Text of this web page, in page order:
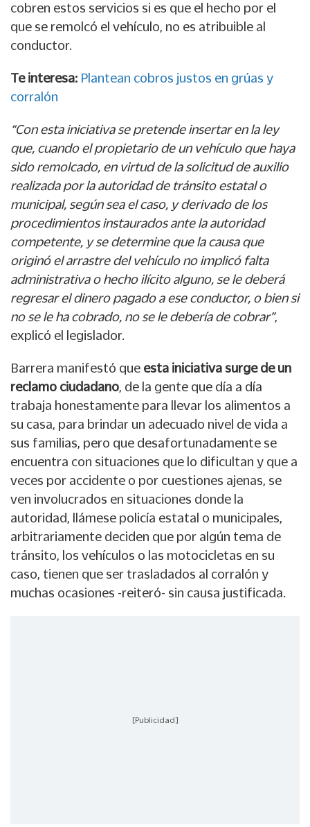
cobren estos servicios si es que el hecho por el
que se remolcó el vehículo, no es atribuible al
conductor.
Te interesa: Plantean cobros justos en grúas y
corralón
“Con esta iniciativa se pretende insertar en la ley
que, cuando el propietario de un vehículo que haya
sido remolcado, en virtud de la solicitud de auxilio
realizada por la autoridad de tránsito estatal o
municipal, según sea el caso, y derivado de los
procedimientos instaurados ante la autoridad
competente, y se determine que la causa que
originó el arrastre del vehículo no implicó falta
administrativa o hecho ilícito alguno, se le deberá
regresar el dinero pagado a ese conductor, o bien si
no se le ha cobrado, no se le debería de cobrar”,
explicó el legislador.
Barrera manifestó que esta iniciativa surge de un
reclamo ciudadano, de la gente que día a día
trabaja honestamente para llevar los alimentos a
su casa, para brindar un adecuado nivel de vida a
sus familias, pero que desafortunadamente se
encuentra con situaciones que lo dificultan y que a
veces por accidente o por cuestiones ajenas, se
ven involucrados en situaciones donde la
autoridad, llámese policía estatal o municipales,
arbitrariamente deciden que por algún tema de
tránsito, los vehículos o las motocicletas en su
caso, tienen que ser trasladados al corralón y
muchas ocasiones -reiteró- sin causa justificada.
[Publicidad]